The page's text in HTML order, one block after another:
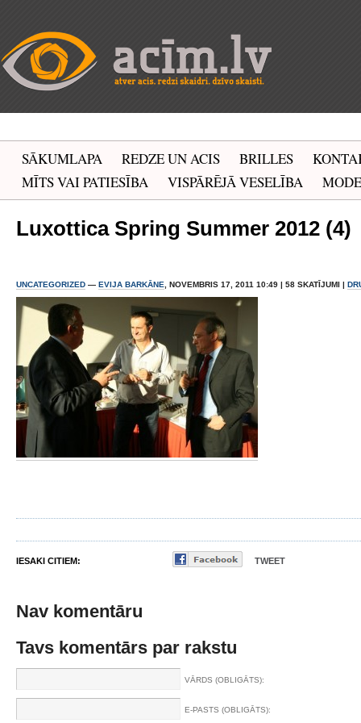
SĀKUMLAPA REDZE UN ACIS BRILLES
MĪTS VAI PATIESĪBA
VISPĀRĒJĀ VESELĪBA MODE
Luxottica Spring Summer 2012 (4)
UNCATEGORIZED — EVIJA BARKĀNE , NOVEMBRIS 17, 2011 10:49 | 58 SKATĪJUMI |
IESAKI CITIEM: TWEET
Nav komentāru
Tavs komentārs par rakstu
VĀRDS (OBLIGĀTS):
E-PASTS (OBLIGĀTS):